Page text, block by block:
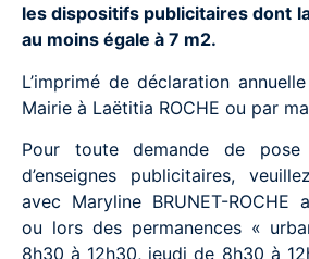
les dispositifs publicitaires dont
au moins égale à 7 m2.
L’imprimé de déclaration
Mairie à Laëtitia ROCHE ou par
Pour toute demande de
d’enseignes publicitaires,
avec Maryline BRUNET-ROCHE
ou lors des permanences «
8h30 à 12h30, jeudi de 8h30 à